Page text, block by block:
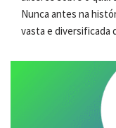
Nunca antes na
vasta e diversificada